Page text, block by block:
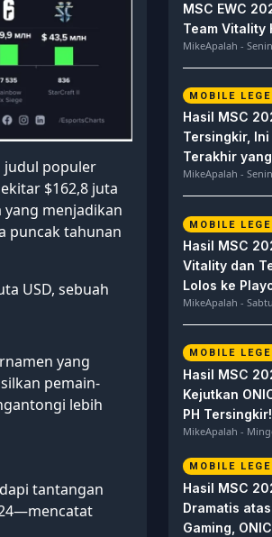
judul populer
$162,8 juta
yang menjadikan
puncak tahunan
USD, sebuah
yang
pemain-
lebih
tantangan
MSC EWC
Team Vitality
Berat
MikeApalah -
MOBILE
Hasil MSC
Tersingkir, Ini
Terakhir
MikeApalah -
MOBILE
Hasil MSC
Vitality dan
Lolos ke
MikeApalah -
MOBILE
Hasil MSC
Kejutkan
PH Tersingkir!
MikeApalah -
MOBILE
Hasil MSC
Dramatis
Gaming,